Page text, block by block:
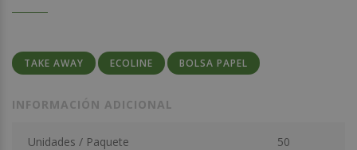
TAKE AWAY ECOLINE BOLSA PAPEL
INFORMACIÓN ADICIONAL
Unidades / Paquete 50